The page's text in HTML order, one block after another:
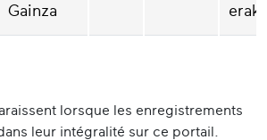
Gainza
lorsque les enregistrements
leur intégralité sur ce portail.